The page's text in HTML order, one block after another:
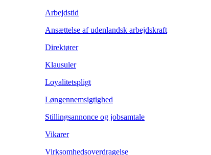
Arbejdstid
Ansættelse af udenlandsk arbejdskraft
Direktører
Klausuler
Loyalitetspligt
Løngennemsigtighed
Stillingsannonce og jobsamtale
Vikarer
Virksomhedsoverdragelse